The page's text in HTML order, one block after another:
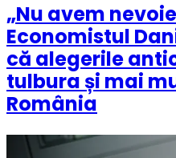
„Nu avem
Economistul
că alegerile
tulbura și mai
România